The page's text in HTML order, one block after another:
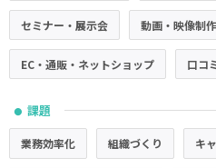
セミナー・展示会 動画・映像制作
EC・通販・ネットショップ 口コ
● 課題
業務効率化 組織づくり キ